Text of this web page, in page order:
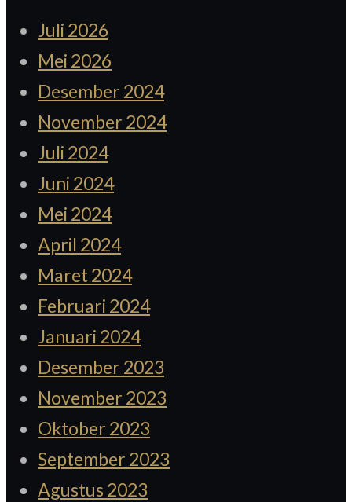
Juli 2026
Mei 2026
Desember 2024
November 2024
Juli 2024
Juni 2024
Mei 2024
April 2024
Maret 2024
Februari 2024
Januari 2024
Desember 2023
November 2023
Oktober 2023
September 2023
Agustus 2023